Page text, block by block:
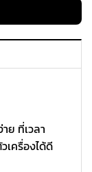
ย ที่เวลา
เครื่องได้ดี